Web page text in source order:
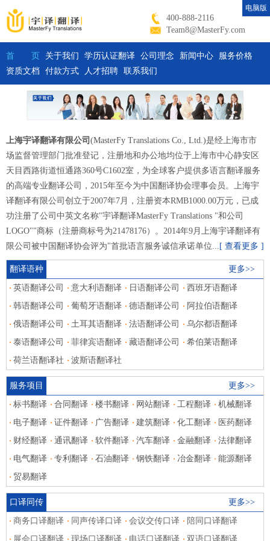
400-888-2116
Team8@MasterFy.com
电脑版
首 页 关于我们 学历认证翻译 公司理念 新闻中心
服务价格
资质文档
付款方式 人才招聘 联系我们
上海宇译翻译有限公司 (MasterFy Translations Co., Ltd.)是经上海市市
场监督管理部门批准登记，注册地和办公地均位于上海市中心静安区
天目西路街道恒通路360号C1602室，为全球客户提供多语言翻译服务
的高端专业翻译公司，2015年至今为中国翻译协会理事会员。上海宇
译翻译有限公司创立于2007年7月，注册资本RMB1000.00万元，已成
功注册了公司中英文名称"宇译翻译MasterFy Translations "和公司
LOGO""商标（注册商标号为21478176）。2014年9月上海宇译翻译有
限公司被中国翻译协会评为"首批语言服务诚信承诺单位... [ 查看更多 ]
翻译语种 更多>>
英语翻译公司 意大利语翻译 日语翻译公司
西班牙语翻译
韩语翻译公司
葡萄牙语翻译 德语翻译公司
阿拉伯语翻译
俄语翻译公司
土耳其语翻译 法语翻译公司
乌尔都语翻译
泰语翻译公司
菲律宾语翻译 藏语翻译公司
希伯莱语翻译
荷兰语翻译社
波斯语翻译社
服务项目 更多>>
标书翻译 合同翻译 楼书翻译 网站翻译 工程翻译
机械翻译
电子翻译
证件翻译 广告翻译 建筑翻译 化工翻译
医药翻译
财经翻译
通讯翻译 软件翻译 汽车翻译 金融翻译
法律翻译
电气翻译
专利翻译 石油翻译 钢铁翻译 冶金翻译
能源翻译
贸易翻译
口译同传 更多>>
商务口译翻译 同声传译口译 会议交传口译
陪同口译翻译
展会口译翻译
现场口译翻译 电话口译翻译 双语口译翻译